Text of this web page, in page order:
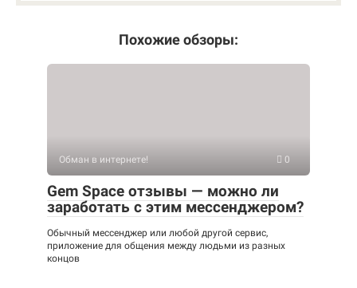
Похожие обзоры:
Обман в интернете! 0
Gem Space отзывы — можно ли
заработать с этим мессенджером?
Обычный мессенджер или любой другой сервис,
приложение для общения между людьми из разных
концов